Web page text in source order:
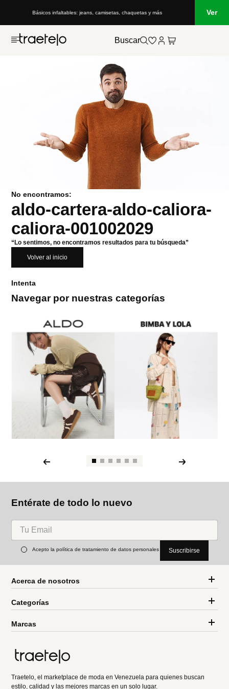
Básicos infaltables: jeans, camisetas, chaquetas y más Ver
Buscar
No encontramos:
aldo-cartera-aldo-caliora-
caliora-001002029
“Lo sentimos, no encontramos resultados para tu búsqueda”
Volver al inicio
Intenta
Navegar por nuestras categorías
Entérate de todo lo nuevo
Acepto la política de tratamiento de datos personales Suscribirse
Acerca de nosotros
Categorías
Marcas
Traetelo, el marketplace de moda en Venezuela para quienes buscan
estilo, calidad y las mejores marcas en un solo lugar.